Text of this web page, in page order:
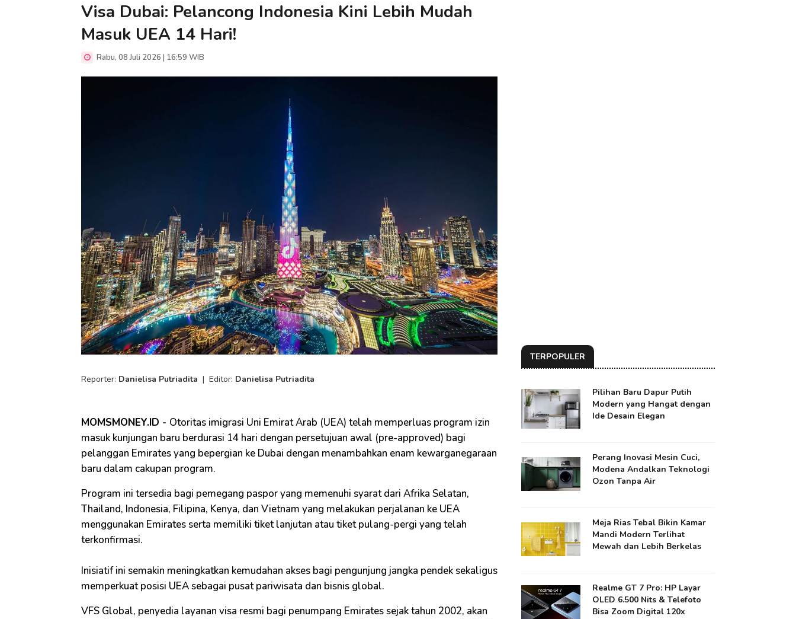
Visa Dubai: Pelancong Indonesia Kini Lebih Mudah
Masuk UEA 14 Hari!
Rabu, 08 Juli 2026 | 16:59 WIB
Reporter: Danielisa Putriadita | Editor: Danielisa Putriadita
MOMSMONEY.ID - Otoritas imigrasi Uni Emirat Arab (UEA) telah memperluas program izin
masuk kunjungan baru berdurasi 14 hari dengan persetujuan awal (pre-approved) bagi
pelanggan Emirates yang bepergian ke Dubai dengan menambahkan enam kewarganegaraan
baru dalam cakupan program.
Program ini tersedia bagi pemegang paspor yang memenuhi syarat dari Afrika Selatan,
Thailand, Indonesia, Filipina, Kenya, dan Vietnam yang melakukan perjalanan ke UEA
menggunakan Emirates serta memiliki tiket lanjutan atau tiket pulang-pergi yang telah
terkonfirmasi.
Inisiatif ini semakin meningkatkan kemudahan akses bagi pengunjung jangka pendek sekaligus
memperkuat posisi UEA sebagai pusat pariwisata dan bisnis global.
VFS Global, penyedia layanan visa resmi bagi penumpang Emirates sejak tahun 2002, akan
TERPOPULER
Pilihan Baru Dapur Putih
Modern yang Hangat dengan
Ide Desain Elegan
Perang Inovasi Mesin Cuci,
Modena Andalkan Teknologi
Ozon Tanpa Air
Meja Rias Tebal Bikin Kamar
Mandi Modern Terlihat
Mewah dan Lebih Berkelas
Realme GT 7 Pro: HP Layar
OLED 6.500 Nits & Telefoto
Bisa Zoom Digital 120x